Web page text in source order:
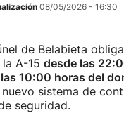
08/05/2026 - 16:30
de Belabieta
A-15 desde las
10:00 horas del
sistema de
seguridad.